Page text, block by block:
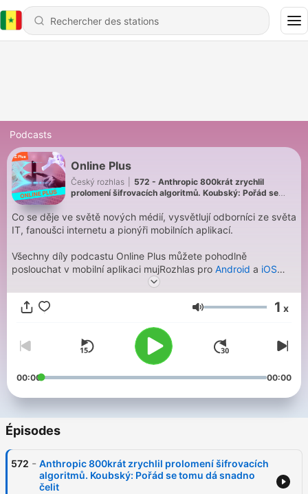
Podcasts
Online Plus
Český rozhlas
572 - Anthropic 800krát zrychlil
prolomení šifrovacích algoritmů. Koubský: Pořád se
Co se děje ve světě nových médií, vysvětlují odborníci ze světa
IT, fanoušci internetu a pionýři mobilních aplikací.
Všechny díly podcastu Online Plus můžete pohodlně
poslouchat v mobilní aplikaci mujRozhlas pro Android a iOS
Volume 1 x
00:00 00:00
Épisodes
572 - Anthropic 800krát zrychlil prolomení šifrovacích
algoritmů. Koubský: Pořád se tomu dá snadno
čelit